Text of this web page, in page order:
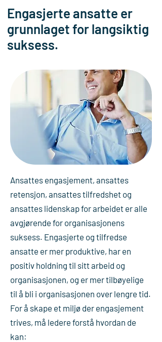
Engasjerte ansatte er
grunnlaget for langsiktig
suksess.
Ansattes engasjement, ansattes
retensjon, ansattes tilfredshet og
ansattes lidenskap for arbeidet er alle
avgjørende for organisasjonens
suksess. Engasjerte og tilfredse
ansatte er mer produktive, har en
positiv holdning til sitt arbeid og
organisasjonen, og er mer tilbøyelige
til å bli i organisasjonen over lengre tid.
For å skape et miljø der engasjement
trives, må ledere forstå hvordan de
kan: